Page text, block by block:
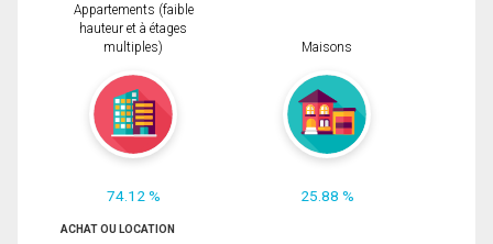
Appartements (faible
hauteur et à étages
multiples)
74.12 %
Maisons
25.88 %
ACHAT OU LOCATION